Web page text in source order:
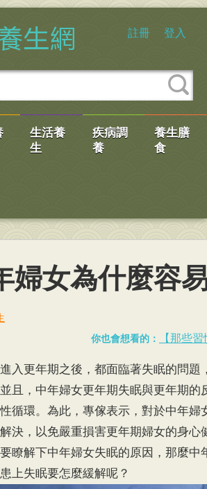
註冊 登入
生活養
生
疾病調
養
養生膳
食
婦女為什麼容
你也會想看的：
【那些
入更年期之後，都面臨著失眠的問題
且，中年婦女更年期失眠與更年期的
循環。為此，專傢表示，對於中年婦
決，以免嚴重損害更年期婦女的身心
瞭解下中年婦女失眠的原因，那麼中
上失眠要怎麼緩解呢？